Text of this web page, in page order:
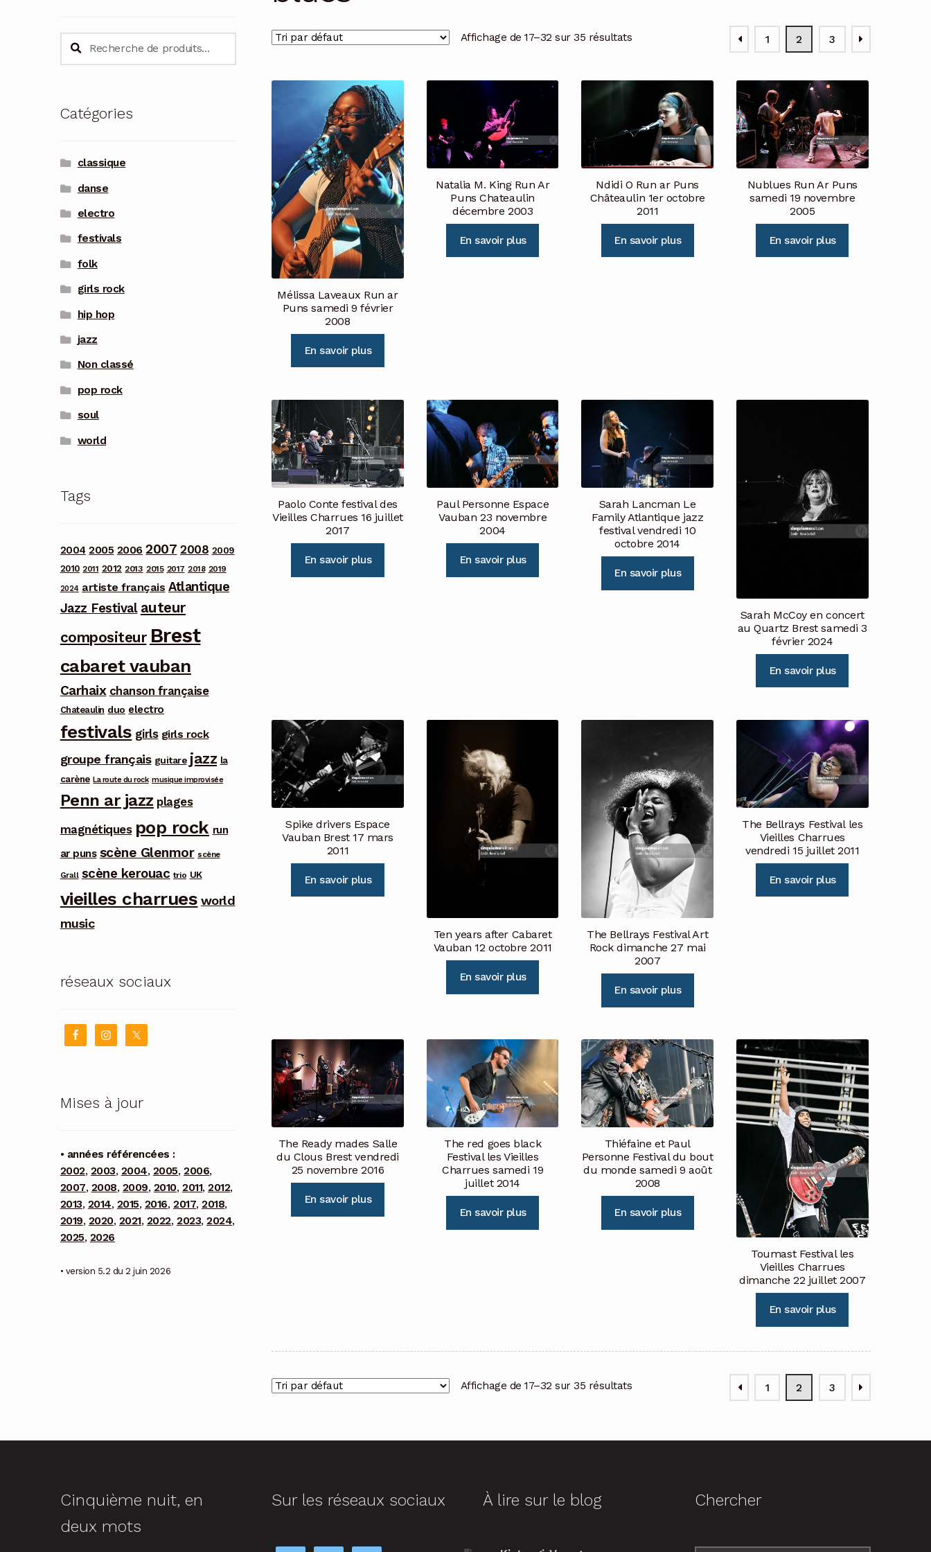
Affichage de 17–32 sur 35 résultats 1 2 3
Mélissa Laveaux Run ar
Puns samedi 9 février
2008
En savoir plus
Natalia M. King Run Ar
Puns Chateaulin
décembre 2003
En savoir plus
Ndidi O Run ar Puns
Châteaulin 1er octobre
2011
En savoir plus
Nublues Run Ar Puns
samedi 19 novembre
2005
En savoir plus
Paolo Conte festival des
Vieilles Charrues 16 juillet
2017
En savoir plus
Paul Personne Espace
Vauban 23 novembre
2004
En savoir plus
Sarah Lancman Le
Family Atlantique jazz
festival vendredi 10
octobre 2014
En savoir plus
Sarah McCoy en concert
au Quartz Brest samedi 3
février 2024
En savoir plus
Spike drivers Espace
Vauban Brest 17 mars
2011
En savoir plus
Ten years after Cabaret
Vauban 12 octobre 2011
En savoir plus
The Bellrays Festival Art
Rock dimanche 27 mai
2007
En savoir plus
The Bellrays Festival les
Vieilles Charrues
vendredi 15 juillet 2011
En savoir plus
The Ready mades Salle
du Clous Brest vendredi
25 novembre 2016
En savoir plus
The red goes black
Festival les Vieilles
Charrues samedi 19
juillet 2014
En savoir plus
Thiéfaine et Paul
Personne Festival du bout
du monde samedi 9 août
2008
En savoir plus
Toumast Festival les
Vieilles Charrues
dimanche 22 juillet 2007
En savoir plus
Affichage de 17–32 sur 35 résultats 1 2 3
Recherche
pour :
Recherche
Catégories
classique
danse
electro
festivals
folk
girls rock
hip hop
jazz
Non classé
pop rock
soul
world
Tags
2004 2005 2006 2007 2008 2009
2010 2011 2012 2013 2015 2017 2018 2019
2024 artiste français Atlantique
Jazz Festival auteur
compositeur Brest
cabaret vauban
Carhaix chanson française
Chateaulin duo electro
festivals girls girls rock
groupe français guitare jazz la
carène La route du rock musique improvisée
Penn ar jazz plages
magnétiques pop rock run
ar puns scène Glenmor scène
Grall scène kerouac trio UK
vieilles charrues world
music
réseaux sociaux
Mises à jour
• années référencées :
2002, 2003, 2004, 2005, 2006,
2007, 2008, 2009, 2010, 2011,2012,
2013, 2014, 2015, 2016, 2017,2018,
2019, 2020, 2021, 2022, 2023,2024,
2025, 2026
• version 5.2 du 2 juin 2026
Cinquième nuit, en
deux mots
Sur les réseaux sociaux À lire sur le blog Chercher